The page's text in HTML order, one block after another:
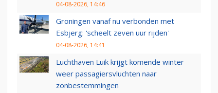
04-08-2026, 14:46
Groningen vanaf nu verbonden met
Esbjerg: 'scheelt zeven uur rijden'
04-08-2026, 14:41
Luchthaven Luik krijgt komende winter
weer passagiersvluchten naar
zonbestemmingen